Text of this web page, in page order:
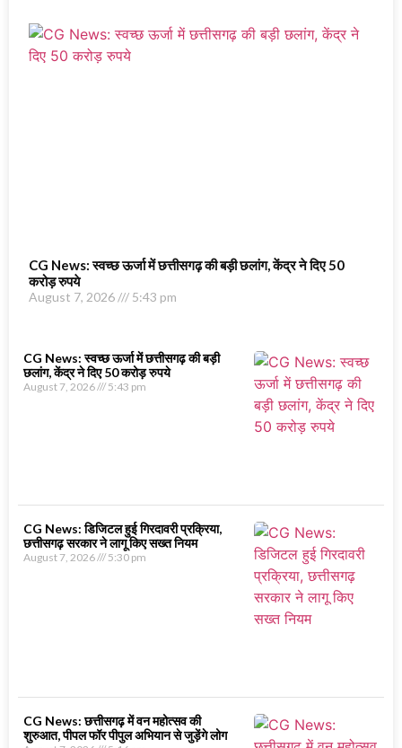
CG News: स्वच्छ ऊर्जा में छत्तीसगढ़ की बड़ी छलांग, केंद्र ने दिए 50
करोड़ रुपये
August 7, 2026 5:43 pm
CG News: स्वच्छ ऊर्जा में छत्तीसगढ़ की बड़ी
छलांग, केंद्र ने दिए 50 करोड़ रुपये
August 7, 2026 5:43 pm
CG News: डिजिटल हुई गिरदावरी प्रक्रिया,
छत्तीसगढ़ सरकार ने लागू किए सख्त नियम
August 7, 2026 5:30 pm
CG News: छत्तीसगढ़ में वन महोत्सव की
शुरुआत, पीपल फॉर पीपुल अभियान से जुड़ेंगे लोग